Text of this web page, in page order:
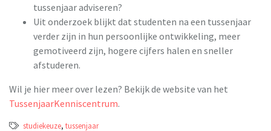
tussenjaar adviseren?
Uit onderzoek blijkt dat studenten na een tussenjaar
verder zijn in hun persoonlijke ontwikkeling, meer
gemotiveerd zijn, hogere cijfers halen en sneller
afstuderen.
Wil je hier meer over lezen? Bekijk de website van het
TussenjaarKenniscentrum.
studiekeuze, tussenjaar